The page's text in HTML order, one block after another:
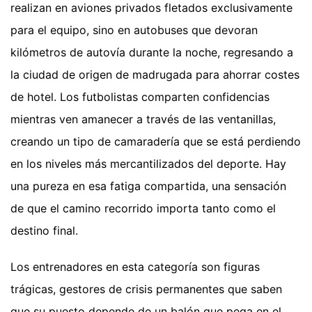
realizan en aviones privados fletados exclusivamente
para el equipo, sino en autobuses que devoran
kilómetros de autovía durante la noche, regresando a
la ciudad de origen de madrugada para ahorrar costes
de hotel. Los futbolistas comparten confidencias
mientras ven amanecer a través de las ventanillas,
creando un tipo de camaradería que se está perdiendo
en los niveles más mercantilizados del deporte. Hay
una pureza en esa fatiga compartida, una sensación
de que el camino recorrido importa tanto como el
destino final.
Los entrenadores en esta categoría son figuras
trágicas, gestores de crisis permanentes que saben